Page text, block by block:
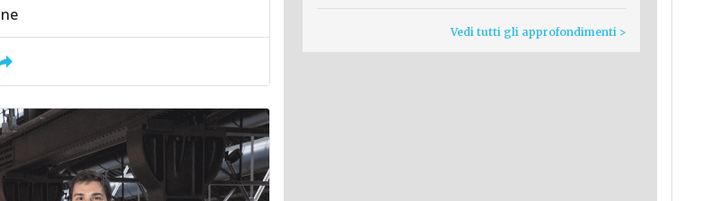
Vedi tutti gli approfondimenti >